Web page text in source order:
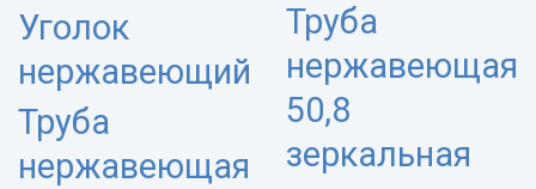
Уголок
нержавеющий
Труба
нержавеющая
Труба
нержавеющая
50,8
зеркальная